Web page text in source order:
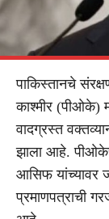
पाकिस्तानचे
काश्मीर (पीओके)
वादग्रस्त
झाला आहे.
आसिफ यांच्यावर
प्रमाणपत्राची